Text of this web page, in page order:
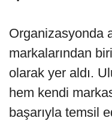
Organizasyonda
markalarından
olarak yer aldı.
hem kendi
başarıyla temsil